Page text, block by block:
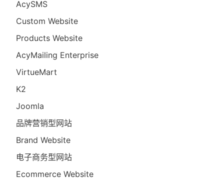
AcySMS
Custom Website
Products Website
AcyMailing Enterprise
VirtueMart
K2
Joomla
品牌营销型网站
Brand Website
电子商务型网站
Ecommerce Website